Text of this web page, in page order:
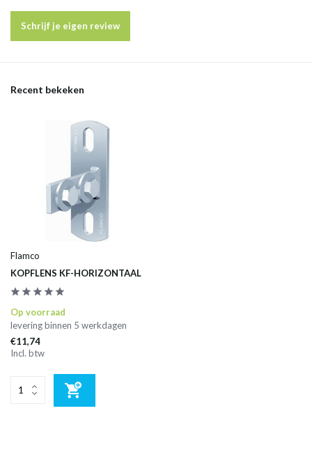
Schrijf je eigen review
Recent bekeken
Flamco
KOPFLENS KF-HORIZONTAAL
Op voorraad
levering binnen 5 werkdagen
€11,74
Incl. btw